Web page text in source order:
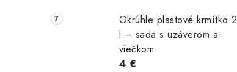
Okrúhle plastové krmítko 2
l – sada s uzáverom a
viečkom
4 €